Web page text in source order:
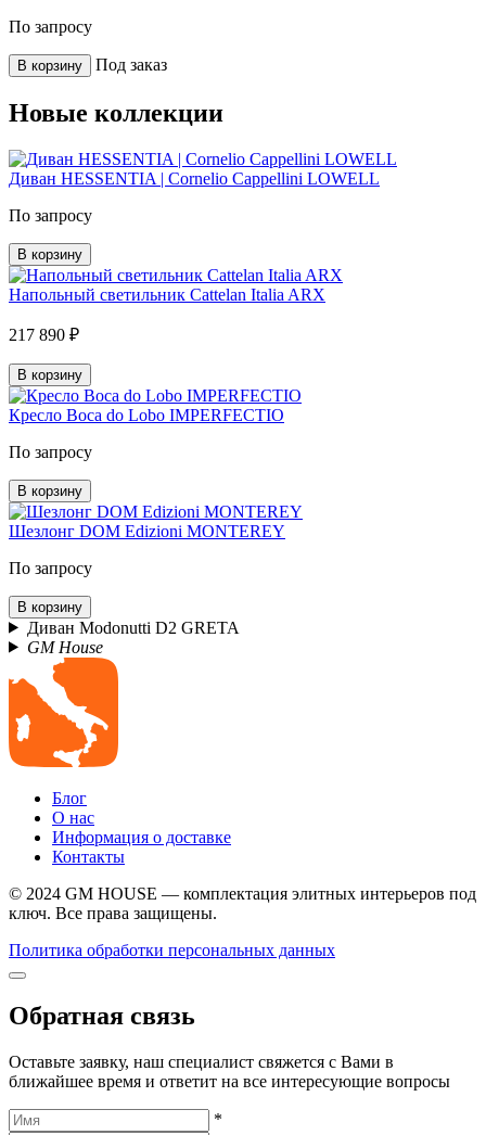
По запросу
В корзину Под заказ
Новые коллекции
Диван HESSENTIA | Cornelio Cappellini LOWELL
По запросу
В корзину
Напольный светильник Cattelan Italia ARX
217 890 ₽
В корзину
Кресло Boca do Lobo IMPERFECTIO
По запросу
В корзину
Шезлонг DOM Edizioni MONTEREY
По запросу
В корзину
Диван Modonutti D2 GRETA
GM House
Блог
О нас
Информация о доставке
Контакты
© 2024 GM HOUSE — комплектация элитных интерьеров под
ключ. Все права защищены.
Политика обработки персональных данных
Обратная связь
Оставьте заявку, наш специалист свяжется с Вами в
ближайшее время и ответит на все интересующие вопросы
*